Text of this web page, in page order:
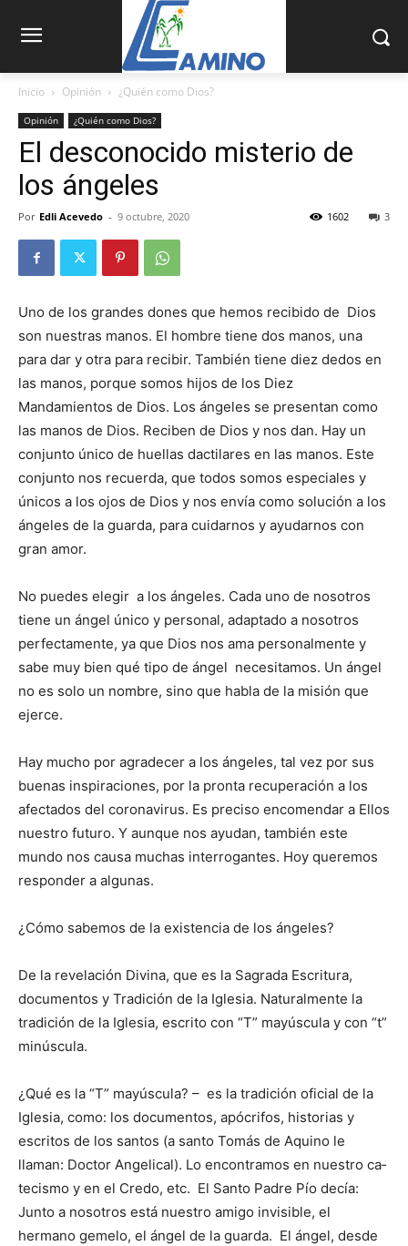
Inicio Opinión ¿Quién como Dios?
Opinión ¿Quién como Dios?
El desconocido misterio de
los ángeles
Por Edli Acevedo - 9 octubre, 2020 3
1602
Uno de los grandes dones que hemos recibido de Dios
son nuestras manos. El hombre tiene dos manos, una
para dar y otra para recibir. También tiene diez dedos en
las manos, porque somos hijos de los Diez
Mandamientos de Dios. Los ángeles se presentan como
las manos de Dios. Reciben de Dios y nos dan. Hay un
conjunto único de huellas dactilares en las manos. Este
conjunto nos recuerda, que todos somos especiales y
únicos a los ojos de Dios y nos envía como solución a los
ángeles de la guarda, para cuidarnos y ayudarnos con
gran amor.
No puedes elegir a los ángeles. Cada uno de noso­tros
tiene un ángel único y personal, adaptado a noso­tros
perfectamente, ya que Dios nos ama personalmente y
sabe muy bien qué tipo de ángel necesitamos. Un ángel
no es solo un nombre, sino que habla de la misión que
ejerce.
Hay mucho por agradecer a los ángeles, tal vez por sus
buenas inspiraciones, por la pronta recuperación a los
afectados del coronavirus. Es preciso encomendar a Ellos
nuestro futuro. Y aunque nos ayudan, también este
mundo nos causa muchas interrogantes. Hoy queremos
res­ponder a algunas.
¿Cómo sabemos de la existencia de los ángeles?
De la revelación Divina, que es la Sagrada Escritura,
documentos y Tradición de la Iglesia. Naturalmente la
tradición de la Iglesia, es­crito con “T” mayúscula y con “t”
minúscula.
¿Qué es la “T” mayúscula? – es la tradición oficial de la
Iglesia, como: los documentos, apócrifos, historias y
escritos de los santos (a santo Tomás de Aquino le
llaman: Doctor Angelical). Lo encontramos en nuestro ca­
tecismo y en el Credo, etc. El Santo Padre Pío decía:
Junto a nosotros está nuestro amigo invisible, el
hermano gemelo, el ángel de la guarda. El ángel, desde